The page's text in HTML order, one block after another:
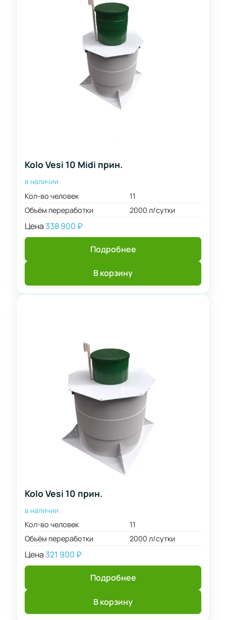
Kolo Vesi 10 Midi прин.
в наличии
Кол-во человек
11
Объём переработки
2000 л/сутки
Цена 338 900 ₽
Подробнее
В корзину
Kolo Vesi 10 прин.
в наличии
Кол-во человек
11
Объём переработки
2000 л/сутки
Цена 321 900 ₽
Подробнее
В корзину